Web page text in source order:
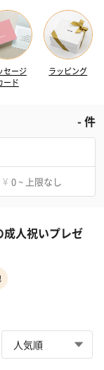
セージ
ード
ラッピング
-件
¥ 0 ~ 上限なし
人祝いプレゼ